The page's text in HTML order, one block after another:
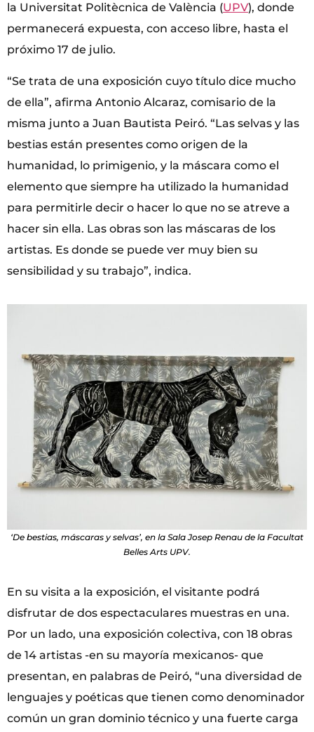
la Universitat Politècnica de València (UPV), donde
permanecerá expuesta, con acceso libre, hasta el
próximo 17 de julio.
“Se trata de una exposición cuyo título dice mucho
de ella”, afirma Antonio Alcaraz, comisario de la
misma junto a Juan Bautista Peiró. “Las selvas y las
bestias están presentes como origen de la
humanidad, lo primigenio, y la máscara como el
elemento que siempre ha utilizado la humanidad
para permitirle decir o hacer lo que no se atreve a
hacer sin ella. Las obras son las máscaras de los
artistas. Es donde se puede ver muy bien su
sensibilidad y su trabajo”, indica.
‘De bestias, máscaras y selvas’, en la Sala Josep Renau de la Facultat
Belles Arts UPV.
En su visita a la exposición, el visitante podrá
disfrutar de dos espectaculares muestras en una.
Por un lado, una exposición colectiva, con 18 obras
de 14 artistas -en su mayoría mexicanos- que
presentan, en palabras de Peiró, “una diversidad de
lenguajes y poéticas que tienen como denominador
común un gran dominio técnico y una fuerte carga